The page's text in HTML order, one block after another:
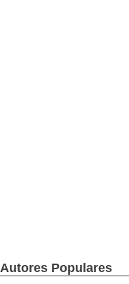
Autores Populares